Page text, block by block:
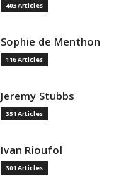
403 Articles
Sophie de Menthon
116 Articles
Jeremy Stubbs
351 Articles
Ivan Rioufol
301 Articles